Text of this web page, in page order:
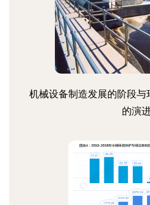
机械设备制造发展的阶段
的演